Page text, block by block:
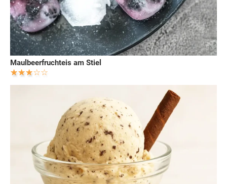
Maulbeerfruchteis am Stiel